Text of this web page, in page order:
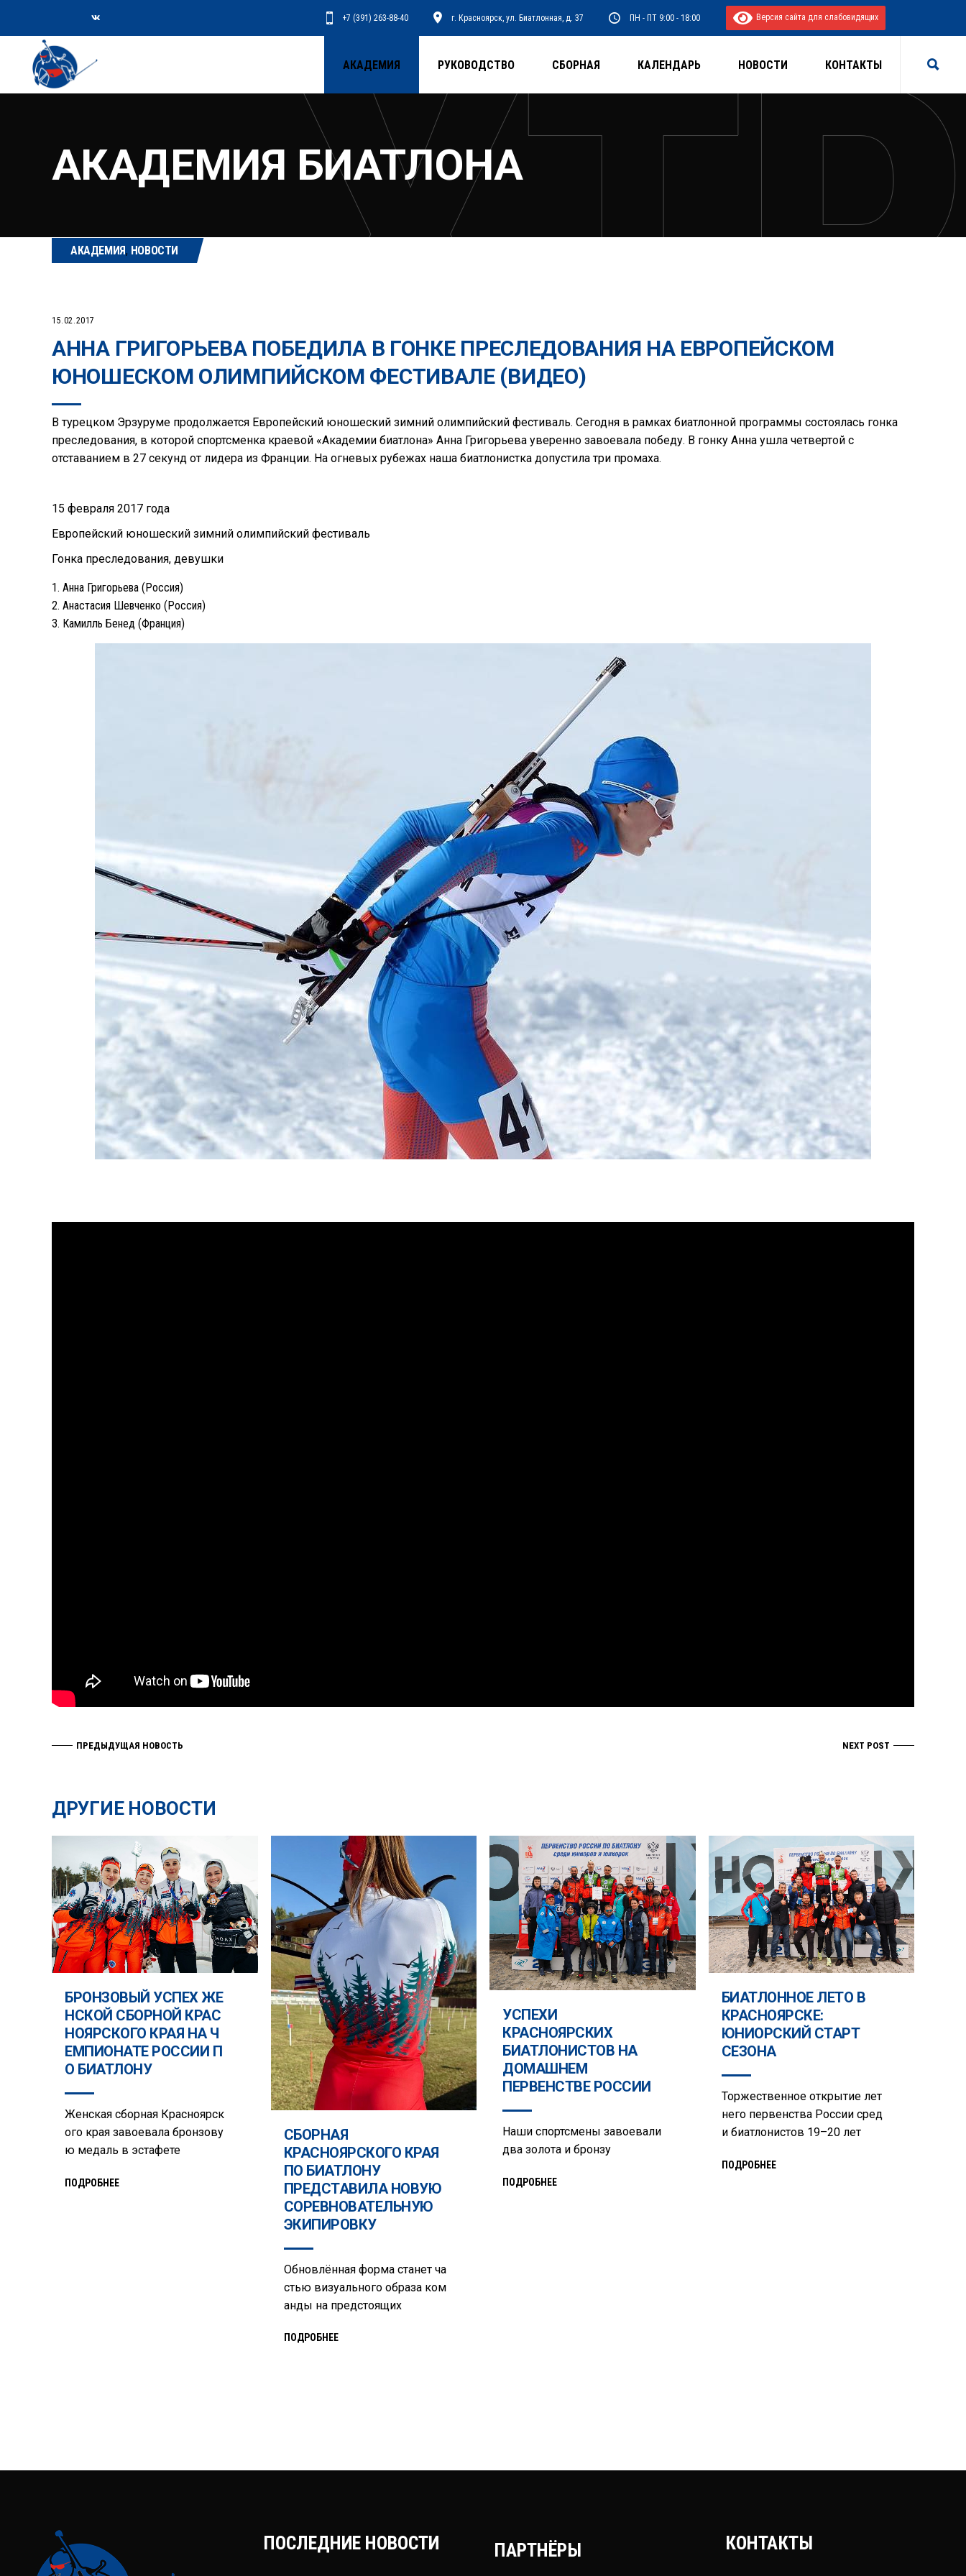
+7 (391) 263-88-40 г. Красноярск, ул. Биатлонная, д. 37 ПН - ПТ 9:00 - 18:00 Версия сайта для слабовидящих
АКАДЕМИЯ РУКОВОДСТВО СБОРНАЯ КАЛЕНДАРЬ НОВОСТИ КОНТАКТЫ
АКАДЕМИЯ БИАТЛОНА
АКАДЕМИЯ, НОВОСТИ
15.02.2017
АННА ГРИГОРЬЕВА ПОБЕДИЛА В ГОНКЕ ПРЕСЛЕДОВАНИЯ НА ЕВРОПЕЙСКОМ
ЮНОШЕСКОМ ОЛИМПИЙСКОМ ФЕСТИВАЛЕ (ВИДЕО)
В турецком Эрзуруме продолжается Европейский юношеский зимний олимпийский фестиваль. Сегодня в рамках биатлонной программы состоялась гонка
преследования, в которой спортсменка краевой «Академии биатлона» Анна Григорьева уверенно завоевала победу. В гонку Анна ушла четвертой с
отставанием в 27 секунд от лидера из Франции. На огневых рубежах наша биатлонистка допустила три промаха.
15 февраля 2017 года
Европейский юношеский зимний олимпийский фестиваль
Гонка преследования, девушки
Анна Григорьева (Россия)
Анастасия Шевченко (Россия)
Камилль Бенед (Франция)
ПРЕДЫДУЩАЯ НОВОСТЬ NEXT POST
ДРУГИЕ НОВОСТИ
БРОНЗОВЫЙ УСПЕХ ЖЕ
НСКОЙ СБОРНОЙ КРАС
НОЯРСКОГО КРАЯ НА Ч
ЕМПИОНАТЕ РОССИИ П
О БИАТЛОНУ
Женская сборная Красноярск
ого края завоевала бронзову
ю медаль в эстафете
ПОДРОБНЕЕ
СБОРНАЯ
КРАСНОЯРСКОГО КРАЯ
ПО БИАТЛОНУ
ПРЕДСТАВИЛА НОВУЮ
СОРЕВНОВАТЕЛЬНУЮ
ЭКИПИРОВКУ
Обновлённая форма станет ча
стью визуального образа ком
анды на предстоящих
ПОДРОБНЕЕ
УСПЕХИ
КРАСНОЯРСКИХ
БИАТЛОНИСТОВ НА
ДОМАШНЕМ
ПЕРВЕНСТВЕ РОССИИ
Наши спортсмены завоевали
два золота и бронзу
ПОДРОБНЕЕ
БИАТЛОННОЕ ЛЕТО В
КРАСНОЯРСКЕ:
ЮНИОРСКИЙ СТАРТ
СЕЗОНА
Торжественное открытие лет
него первенства России сред
и биатлонистов 19–20 лет
ПОДРОБНЕЕ
ПОСЛЕДНИЕ НОВОСТИ ПАРТНЁРЫ КОНТАКТЫ